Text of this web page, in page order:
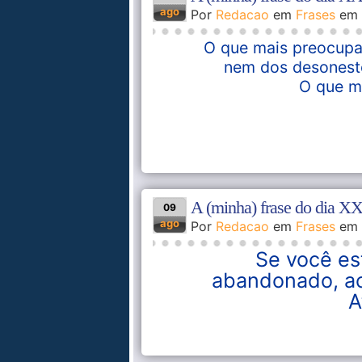
ago Por Redacao em Frases em
O que mais
nem dos
O que
09
ago
A (minha) frase do dia
Por Redacao em Frases em
Se você
abandonado,